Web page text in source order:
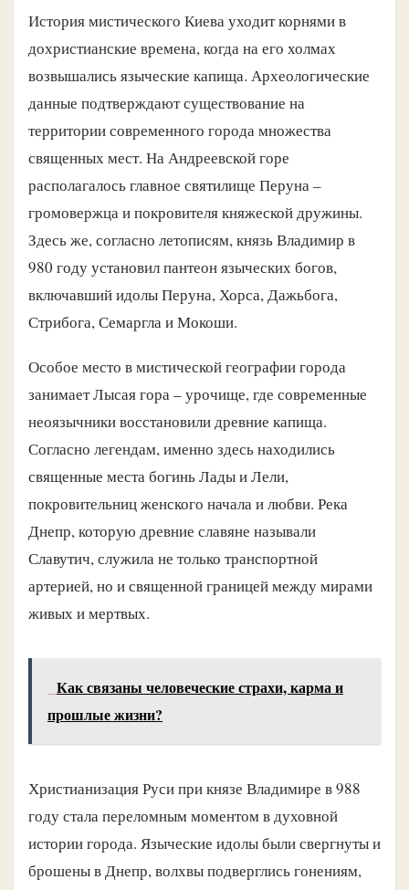
История мистического Киева уходит корнями в
дохристианские времена, когда на его холмах
возвышались языческие капища. Археологические
данные подтверждают существование на
территории современного города множества
священных мест. На Андреевской горе
располагалось главное святилище Перуна –
громовержца и покровителя княжеской дружины.
Здесь же, согласно летописям, князь Владимир в
980 году установил пантеон языческих богов,
включавший идолы Перуна, Хорса, Дажьбога,
Стрибога, Семаргла и Мокоши.
Особое место в мистической географии города
занимает Лысая гора – урочище, где современные
неоязычники восстановили древние капища.
Согласно легендам, именно здесь находились
священные места богинь Лады и Лели,
покровительниц женского начала и любви. Река
Днепр, которую древние славяне называли
Славутич, служила не только транспортной
артерией, но и священной границей между мирами
живых и мертвых.
Как связаны человеческие страхи, карма и
прошлые жизни?
Христианизация Руси при князе Владимире в 988
году стала переломным моментом в духовной
истории города. Языческие идолы были свергнуты и
брошены в Днепр, волхвы подверглись гонениям,